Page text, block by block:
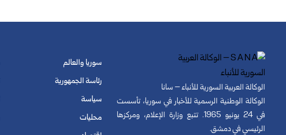
الوكالة العربية السورية للأنباء – سانا
الوكالة الوطنية الرسمية للأخبار في سوريا، تأسست
في 24 يونيو 1965. تتبع وزارة الإعلام، ومركزها
الرئيسي في دمشق.
سوريا والعالم
رئاسة الجمهورية
سياسة
محليات